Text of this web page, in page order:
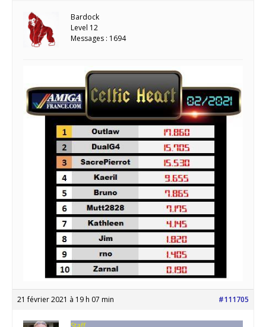
Bardock
Level 12
Messages : 1694
21 février 2021 à 19 h 07 min #111705